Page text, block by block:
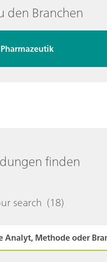
den Branchen
Pharmazeutik
finden
search (18)